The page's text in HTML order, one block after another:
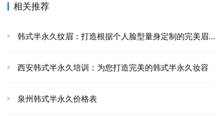
相关推荐
韩式半永久纹眉：打造根据个人脸型量身定制的完美眉型
西安韩式半永久培训：为您打造完美的韩式半永久妆容
泉州韩式半永久价格表